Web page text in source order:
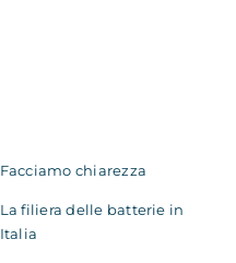
Facciamo chiarezza
La filiera delle batterie in
Italia